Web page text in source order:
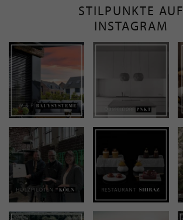
STILPUNKTE AUF
INSTAGRAM